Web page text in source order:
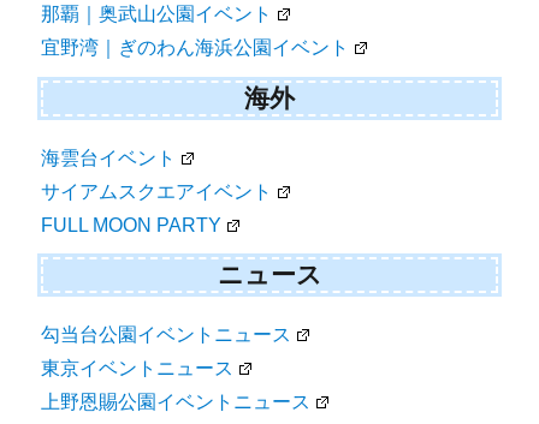
那覇｜奥武山公園イベント
宜野湾｜ぎのわん海浜公園イベント
海外
海雲台イベント
サイアムスクエアイベント
FULL MOON PARTY
ニュース
勾当台公園イベントニュース
東京イベントニュース
上野恩賜公園イベントニュース